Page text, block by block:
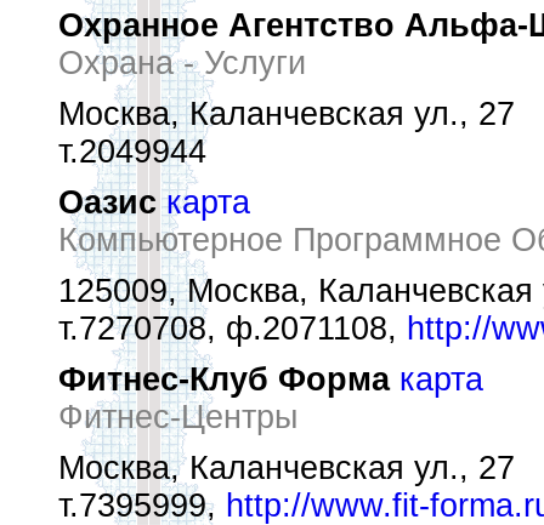
Охранное Агентство
Охрана - Услуги
Москва, Каланчевская ул., 27
т.2049944
Оазис карта
Компьютерное Программное
125009, Москва, Каланчевская
т.7270708, ф.2071108, http://
Фитнес-Клуб Форма карта
Фитнес-Центры
Москва, Каланчевская ул., 27
т.7395999, http://www.fit-